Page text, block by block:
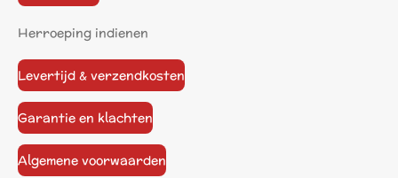
Herroeping indienen
Levertijd & verzendkosten
Garantie en klachten
Algemene voorwaarden